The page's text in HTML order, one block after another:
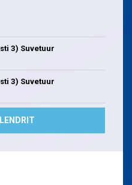
3) Suvetuur
3) Suvetuur